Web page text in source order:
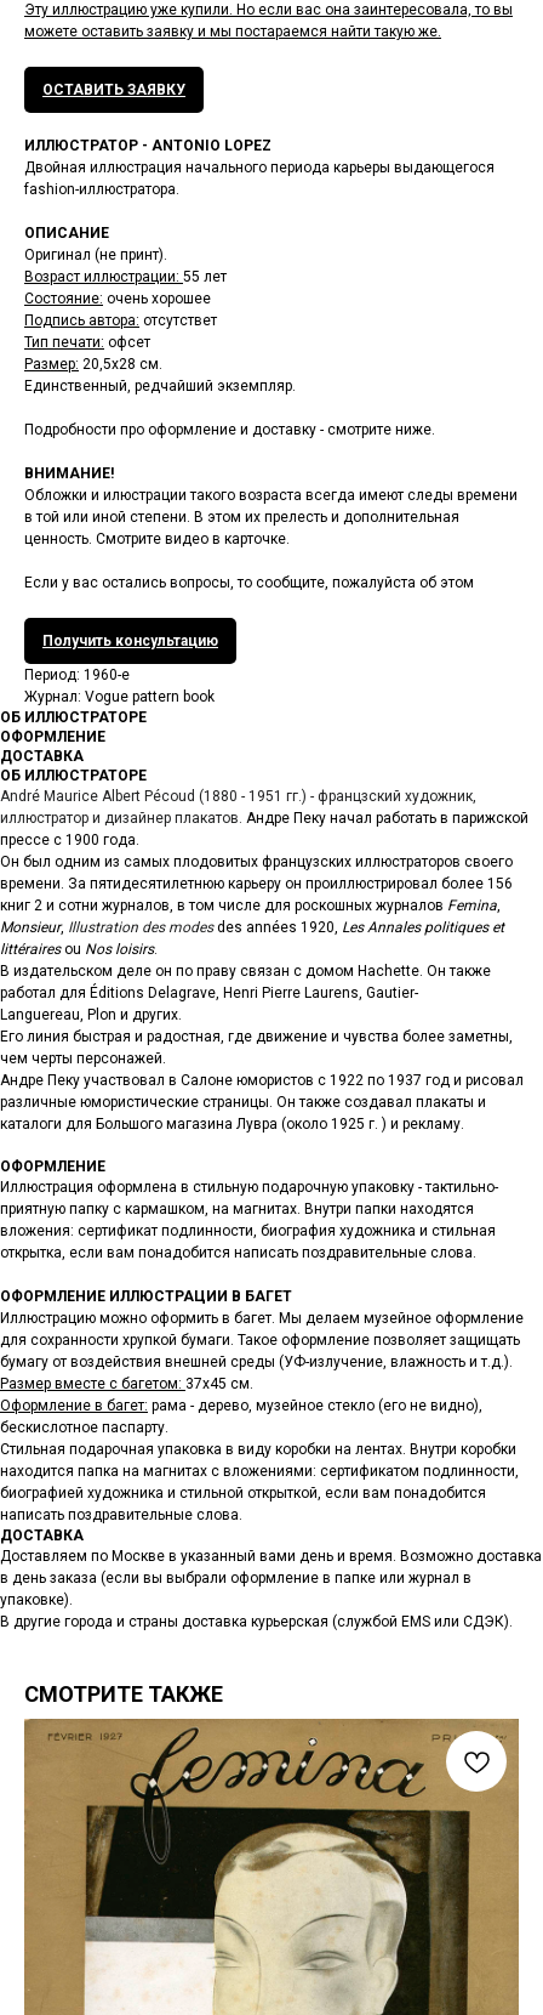
Эту иллюстрацию уже купили. Но если вас она заинтересовала, то вы
можете оставить заявку и мы постараемся найти такую же.
ОСТАВИТЬ ЗАЯВКУ
ИЛЛЮСТРАТОР - ANTONIO LOPEZ
Двойная иллюстрация начального периода карьеры выдающегося
fashion-иллюстратора.
ОПИСАНИЕ
Оригинал (не принт).
Возраст иллюстрации: 55 лет
Состояние: очень хорошее
Подпись автора: отсутствет
Тип печати: офсет
Размер: 20,5х28 см.
Единственный, редчайший экземпляр.
Подробности про оформление и доставку - смотрите ниже.
ВНИМАНИЕ!
Обложки и илюстрации такого возраста всегда имеют следы времени
в той или иной степени. В этом их прелесть и дополнительная
ценность. Смотрите видео в карточке.
Если у вас остались вопросы, то сообщите, пожалуйста об этом
Получить консультацию
Период: 1960-е
Журнал: Vogue pattern book
ОБ ИЛЛЮСТРАТОРЕ
ОФОРМЛЕНИЕ
ДОСТАВКА
ОБ ИЛЛЮСТРАТОРЕ
André Maurice Albert Pécoud (1880 - 1951 гг.) - францзский художник,
иллюстратор и дизайнер плакатов. Андре Пеку начал работать в парижской
прессе с 1900 года.
Он был одним из самых плодовитых французских иллюстраторов своего
времени. За пятидесятилетнюю карьеру он проиллюстрировал более 156
книг 2 и сотни журналов, в том числе для роскошных журналов Femina,
Monsieur, Illustration des modesdes années 1920, Les Annales politiques et
littérairesou Nos loisirs.
В издательском деле он по праву связан с домом Hachette. Он также
работал для Éditions Delagrave, Henri Pierre Laurens, Gautier-
Languereau, Plon и других.
Его линия быстрая и радостная, где движение и чувства более заметны,
чем черты персонажей.
Андре Пеку участвовал в Салоне юмористов с 1922 по 1937 год и рисовал
различные юмористические страницы. Он также создавал плакаты и
каталоги для Большого магазина Лувра (около 1925 г. ) и рекламу.
ОФОРМЛЕНИЕ
Иллюстрация оформлена в стильную подарочную упаковку - тактильно-
приятную папку с кармашком, на магнитах. Внутри папки находятся
вложения: сертификат подлинности, биография художника и стильная
открытка, если вам понадобится написать поздравительные слова.
ОФОРМЛЕНИЕ ИЛЛЮСТРАЦИИ В БАГЕТ
Иллюстрацию можно оформить в багет. Мы делаем музейное оформление
для сохранности хрупкой бумаги. Такое оформление позволяет защищать
бумагу от воздействия внешней среды (УФ-излучение, влажность и т.д.).
Размер вместе с багетом: 37х45 см.
Оформление в багет: рама - дерево, музейное стекло (его не видно),
бескислотное паспарту.
Стильная подарочная упаковка в виду коробки на лентах. Внутри коробки
находится папка на магнитах с вложениями: сертификатом подлинности,
биографией художника и стильной открыткой, если вам понадобится
написать поздравительные слова.
ДОСТАВКА
Доставляем по Москве в указанный вами день и время. Возможно доставка
в день заказа (если вы выбрали оформление в папке или журнал в
упаковке).
В другие города и страны доставка курьерская (службой EMS или СДЭК).
СМОТРИТЕ ТАКЖЕ